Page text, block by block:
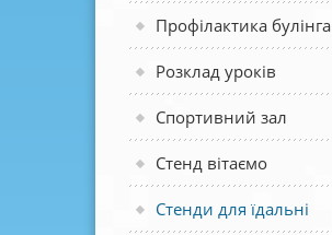
Профілактика булінга
Розклад уроків
Спортивний зал
Стенд вітаємо
Стенди для їдальні